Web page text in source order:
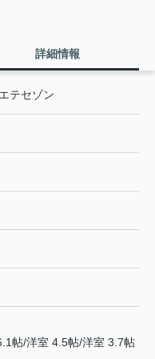
詳細情報
テセゾン
帖/洋室 4.5帖/洋室 3.7帖